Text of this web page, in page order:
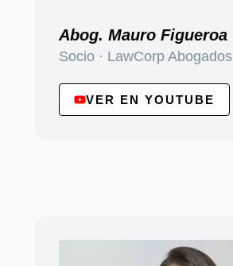
Abog. Mauro Figueroa
Socio · LawCorp Abogados
VER EN YOUTUBE